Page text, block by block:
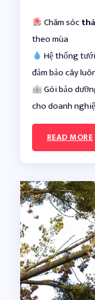
Chăm sóc
theo mùa
Hệ thống
đảm bảo cây
Gói bảo
cho doanh
READ MORE